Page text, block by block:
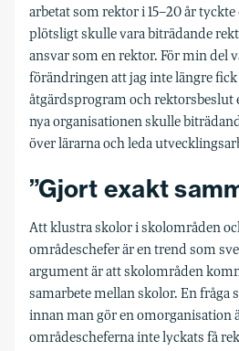
arbetat som rektor i 15–20 år
plötsligt skulle vara biträdande
ansvar som en rektor. För min del
förändringen att jag inte längre
åtgärdsprogram och rektorsbeslut
nya organisationen skulle
över lärarna och leda
”Gjort exakt
Att klustra skolor i skolområden
områdeschefer är en trend som
argument är att skolområden
samarbete mellan skolor. En fråga
innan man gör en omorganisation
områdescheferna inte lyckats få